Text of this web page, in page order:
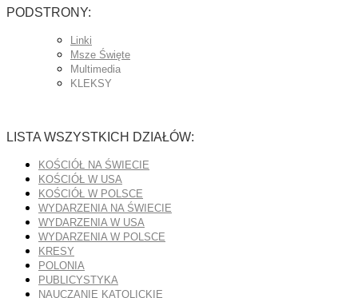
PODSTRONY:
Linki
Msze Święte
Multimedia
KLEKSY
LISTA WSZYSTKICH DZIAŁÓW:
KOŚCIÓŁ NA ŚWIECIE
KOŚCIÓŁ W USA
KOŚCIÓŁ W POLSCE
WYDARZENIA NA ŚWIECIE
WYDARZENIA W USA
WYDARZENIA W POLSCE
KRESY
POLONIA
PUBLICYSTYKA
NAUCZANIE KATOLICKIE